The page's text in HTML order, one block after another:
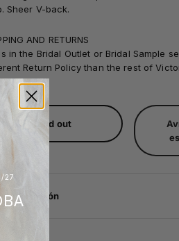
Sheer V-back.
AND RETURNS
in the Bridal Outlet or Bridal Sample
Return Policy than the rest of
.
Sold out
información
27